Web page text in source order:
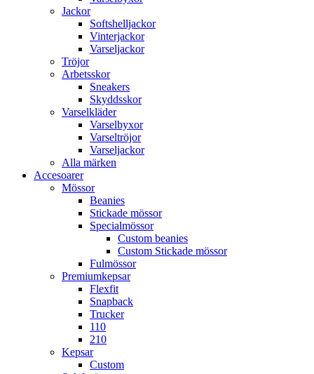
Jackor
Softshelljackor
Vinterjackor
Varseljackor
Tröjor
Arbetsskor
Sneakers
Skyddsskor
Varselkläder
Varselbyxor
Varseltröjor
Varseljackor
Alla märken
Accesoarer
Mössor
Beanies
Stickade mössor
Specialmössor
Custom beanies
Custom Stickade mössor
Fulmössor
Premiumkepsar
Flexfit
Snapback
Trucker
110
210
Kepsar
Custom